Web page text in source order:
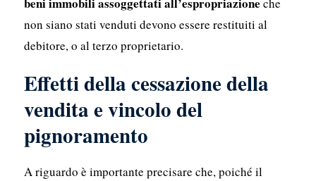
che
non siano stati venduti devono essere restituiti al
debitore, o al terzo proprietario.
Effetti della cessazione della
vendita e vincolo del
pignoramento
A riguardo è importante precisare che, poiché il